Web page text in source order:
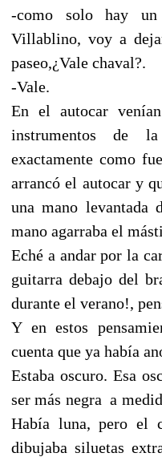
-como solo hay
Villablino, voy a
paseo,¿Vale chaval?.
-Vale.
En el autocar
instrumentos de
exactamente como
arrancó el autocar y
una mano
mano agarraba el
Eché a andar por la
guitarra debajo del
durante el verano!,
Y en estos
cuenta que ya había
Estaba oscuro. Esa
ser más negra a
Había luna, pero el
dibujaba siluetas